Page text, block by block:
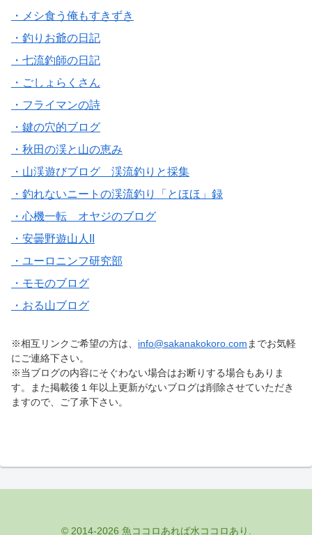
・メシ食う俺もすきずき
・釣りお爺の日記
・七流釣師の日記
・ごしょらくさん
・フライマンの詩
・鍵の穴的ブログ
・秋田の渓と山の恵み
・山渓遊びブログ 渓流釣りと採集
・釣れないニートの渓流釣り「とほほ」録
・心機一転 オヤジのブログ
・安曇野遊山人II
・ユーロニンフ研究部
・モモのブログ
・おる山ブログ
※相互リンクご希望の方は、 info@sakanakokoro.com までお気軽
にご連絡下さい。
※当ブログの内容にそぐわない場合はお断りする場合もありま
す。また掲載後１年以上更新がないブログは削除させていただき
ますので、ご了承下さい。
© 2014-2026 魚ココロあれば水ココロあり.